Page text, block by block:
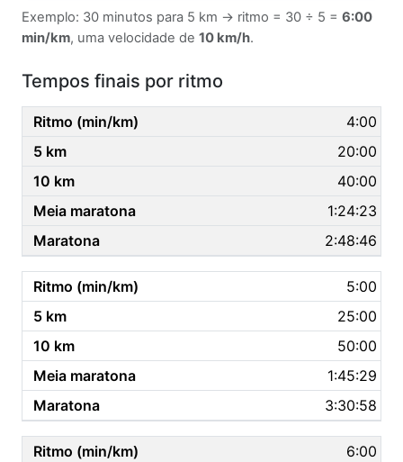
Exemplo: 30 minutos para 5 km → ritmo = 30 ÷ 5 = 6:00
min/km, uma velocidade de 10 km/h.
Tempos finais por ritmo
4:00
20:00
40:00
1:24:23
2:48:46
5:00
25:00
50:00
1:45:29
3:30:58
6:00